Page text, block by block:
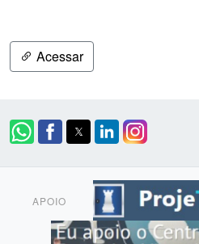
Acessar
APOIO